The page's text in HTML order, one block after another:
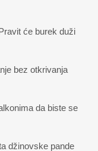
će burek duži
bez otkrivanja
da biste se
džinovske pande